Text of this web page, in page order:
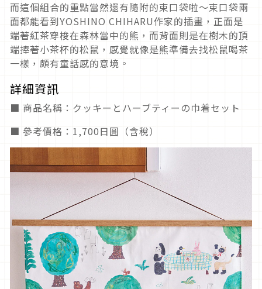
而這個組合的重點當然還有隨附的束口袋啦～束口袋兩
面都能看到YOSHINO CHIHARU作家的插畫，正面是
端著紅茶穿梭在森林當中的熊，而背面則是在樹木的頂
端捧著小茶杯的松鼠，感覺就像是熊準備去找松鼠喝茶
一樣，頗有童話感的意境。
詳細資訊
■ 商品名稱：クッキーとハーブティーの巾着セット
■ 參考價格：1,700日圓（含稅）